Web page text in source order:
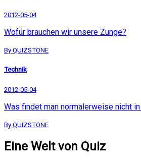
2012-05-04
Wofür brauchen wir unsere Zunge?
By QUIZSTONE
Technik
2012-05-04
Was findet man normalerweise nicht
By QUIZSTONE
Eine Welt von Quiz